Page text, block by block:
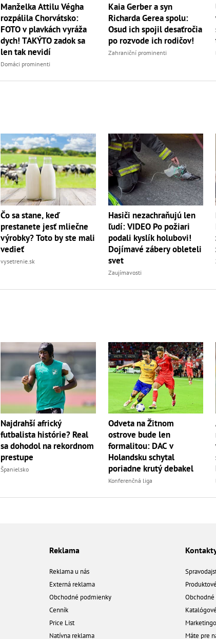
Manželka Attilu Végha
rozpálila Chorvátsko:
FOTO v plavkách vyráža
dych! TAKÝTO zadok sa
len tak nevidí
Domáci prominenti
Kaia Gerber a syn
Richarda Gerea spolu:
Osud ich spojil desaťročia
po rozvode ich rodičov!
Zahraniční prominenti
Čo sa stane, keď
prestanete jesť mliečne
výrobky? Toto by ste mali
vedieť
vysetrenie.sk
Hasiči nezachraňujú len
ľudí: VIDEO Po požiari
podali kyslík holubovi!
Dojímavé zábery obleteli
svet
Zaujímavosti
Najdrahší africký
futbalista histórie? Real
sa dohodol na rekordnom
prestupe
Španielsko
Odveta na Žitnom
ostrove bude len
formalitou: DAC v
Holandsku schytal
poriadne krutý debakel
Konferenčná liga
Reklama
Reklama u nás
Externá reklama
Obchodné podmienky
Cenník
Price List
Natívna reklama
Máte pre